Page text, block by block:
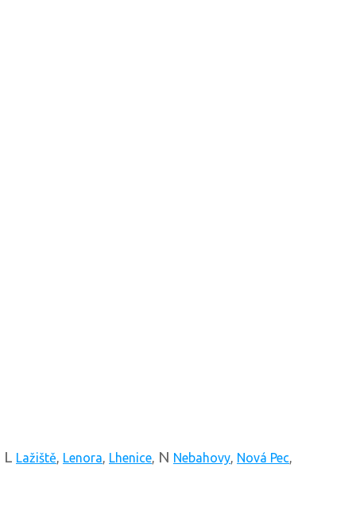
L Lažiště, Lenora, Lhenice, N Nebahovy, Nová Pec,